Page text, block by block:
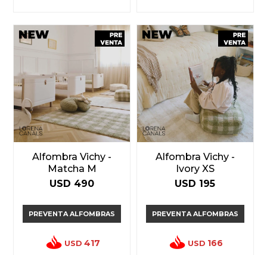
Alfombra Vichy -
Matcha M
USD 490
PREVENTA ALFOMBRAS
USD 417
Alfombra Vichy -
Ivory XS
USD 195
PREVENTA ALFOMBRAS
USD 166